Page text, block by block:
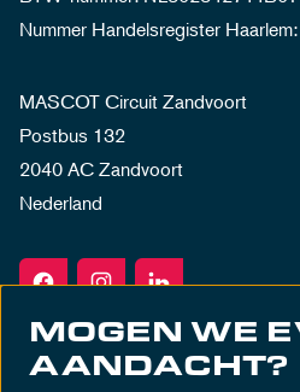
Nummer Handelsregister
MASCOT Circuit Zandvoort
Postbus 132
2040 AC Zandvoort
Nederland
MOGEN WE
AANDACHT?